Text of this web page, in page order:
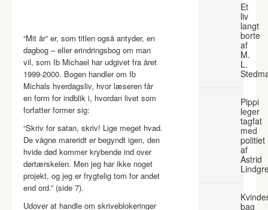
“Mit år” er, som titlen også antyder, en
dagbog – eller erindringsbog om man
vil, som Ib Michael har udgivet fra året
1999-2000. Bogen handler om Ib
Michals hverdagsliv, hvor læseren får
en form for indblik i, hvordan livet som
forfatter former sig:
“Skriv for satan, skriv! Lige meget hvad.
De vågne mareridt er begyndt igen, den
hvide død kommer krybende ind over
dørtærskelen. Men jeg har ikke noget
projekt, og jeg er frygtelig tom for andet
end ord.” (side 7).
Udover at handle om skriveblokeringer
Et
liv
langt
borte
af
M.
L.
Pippi
leger
tagfat
med
politiet
af
Astrid
bag